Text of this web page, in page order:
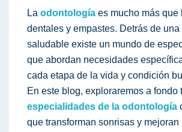
La odontología es mucho más que
dentales y empastes. Detrás de
saludable existe un mundo de
que abordan necesidades
cada etapa de la vida y condición
En este blog, exploraremos a fondo
especialidades de la odontología
que transforman sonrisas y mejoran